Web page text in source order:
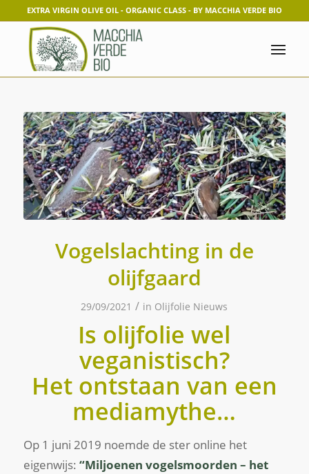
EXTRA VIRGIN OLIVE OIL - ORGANIC CLASS - BY MACCHIA VERDE BIO
Vogelslachting in de
olijfgaard
29/09/2021 / in Olijfolie Nieuws
Is olijfolie wel
veganistisch?
Het ontstaan van een
mediamythe…
Op 1 juni 2019 noemde de ster online het
eigenwijs: “Miljoenen vogelsmoorden – het